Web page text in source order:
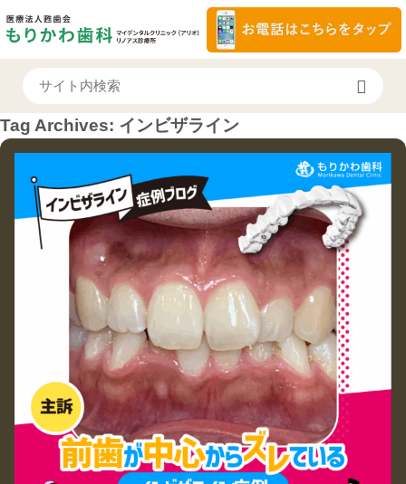
Tag Archives: インビザライン